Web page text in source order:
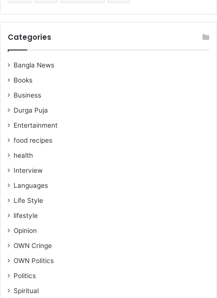
Categories
Bangla News
Books
Business
Durga Puja
Entertainment
food recipes
health
Interview
Languages
Life Style
lifestyle
Opinion
OWN Cringe
OWN Politics
Politics
Spiritual